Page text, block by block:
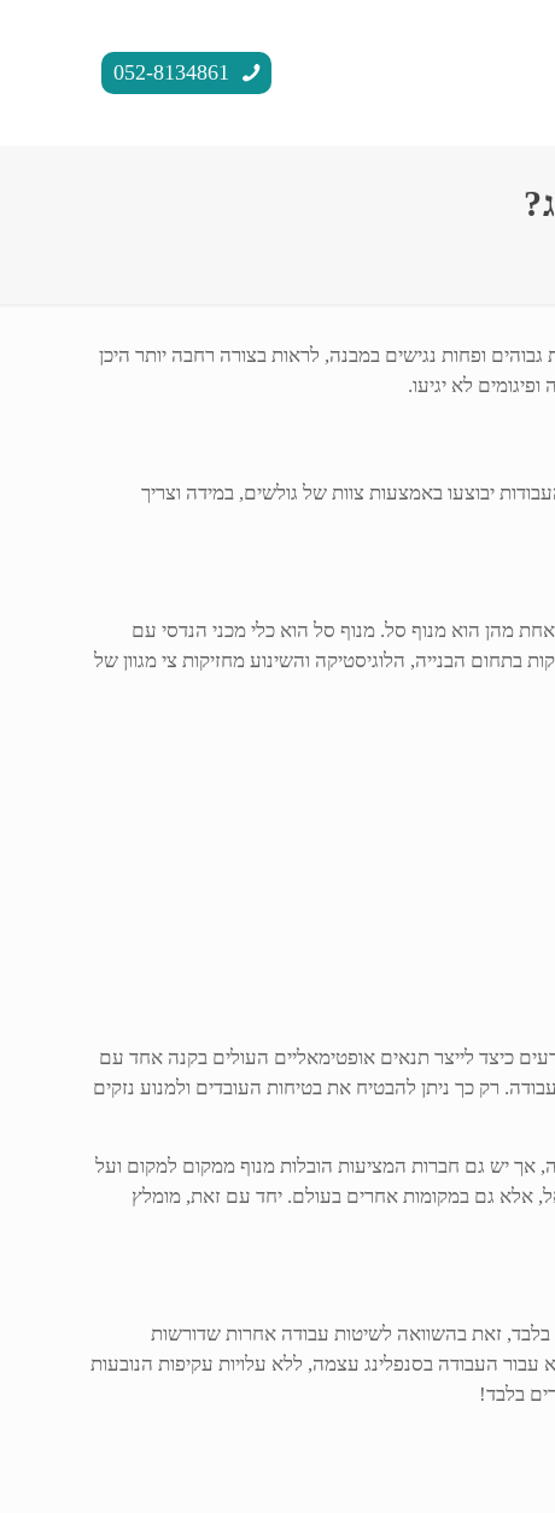
ופחות נגישים במבנה, לראות בצורה רחבה יותר היכן
לא יגיעו.
יבוצעו באמצעות צוות של גולשים, במידה וצריך
מהן הוא מנוף סל. מנוף סל הוא כלי מכני הנדסי עם
סוג של במת הרמה על משאית, אותו ניתן להרים לגובה של עד 70 מטר. חברות העוסקות בתחום הבנייה, הלוגיסטיקה והשינוע מחזיקות צי מגוון של
כיצד לייצר תנאים אופטימאליים העולים בקנה אחד עם
רק כך ניתן להבטיח את בטיחות העובדים ולמנוע נזקים
אך יש גם חברות המציעות הובלות מנוף ממקום למקום ועל
אלא גם במקומות אחרים בעולם. יחד עם זאת, מומלץ
בלבד, זאת בהשוואה לשיטות עבודה אחרות שדורשות
עבור העבודה בסנפלינג עצמה, ללא עלויות עקיפות הנובעות
בלבד!